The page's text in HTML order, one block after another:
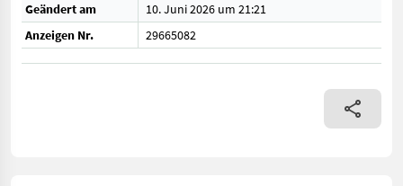
Geändert am
10. Juni 2026 um 21:21
Anzeigen Nr.
29665082